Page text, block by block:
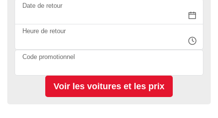
Date de retour
Heure de retour
Code promotionnel